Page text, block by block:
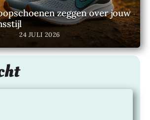
zeggen over jouw
24 JULI 2026